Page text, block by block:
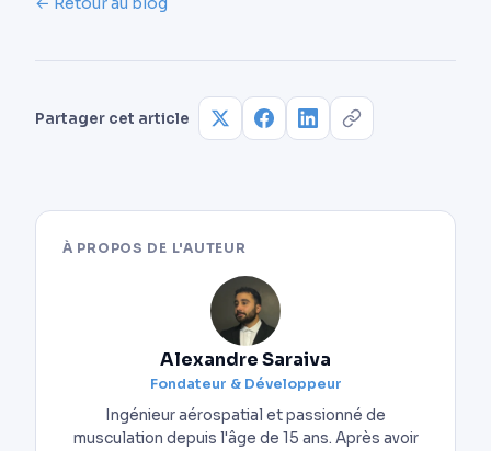
c’est le total de la semaine qui compte. Ne te
chiffre chaque jour, c’est plus simple à tenir.
Partager cet article
À PROPOS DE L'AUTEUR
Alexandre Saraiva
Fondateur & Développeur
Ingénieur aérospatial et passionné de
musculation depuis l'âge de 15 ans. Après avoir